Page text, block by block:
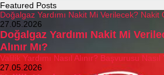
Featured Posts
Doğalgaz Yardımı Nakit Mi Verilecek? Nakit
27.05.2026
Doğalgaz Yardımı Nakit Mi
Alınır Mı?
Valilik Yardımı Nasıl Alınır? Başvurusu Nasıl
27.05.2026